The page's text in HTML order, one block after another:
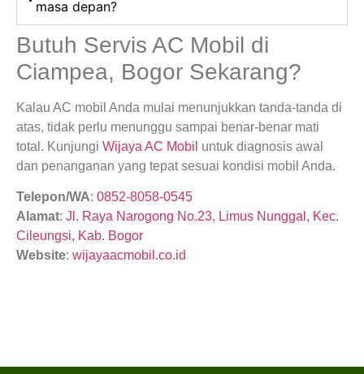
masa depan?
Butuh Servis AC Mobil di
Ciampea, Bogor Sekarang?
Kalau AC mobil Anda mulai menunjukkan tanda-tanda di
atas, tidak perlu menunggu sampai benar-benar mati
total. Kunjungi Wijaya AC Mobil untuk diagnosis awal
dan penanganan yang tepat sesuai kondisi mobil Anda.
Telepon/WA: 0852-8058-0545
Alamat: Jl. Raya Narogong No.23, Limus Nunggal, Kec.
Cileungsi, Kab. Bogor
Website: wijayaacmobil.co.id